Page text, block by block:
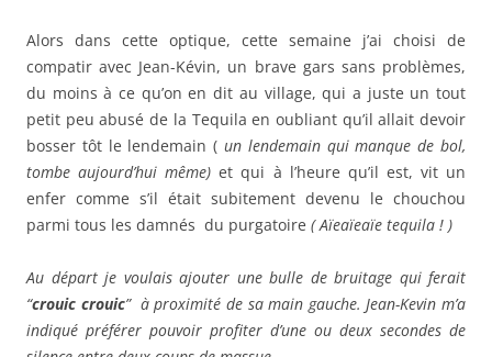
Alors dans cette optique, cette semaine j’ai choisi de
compatir avec Jean-Kévin, un brave gars sans problèmes,
du moins à ce qu’on en dit au village, qui a juste un tout
petit peu abusé de la Tequila en oubliant qu’il allait devoir
bosser tôt le lendemain ( un lendemain qui manque de bol,
tombe aujourd’hui même) et qui à l’heure qu’il est, vit un
enfer comme s’il était subitement devenu le chouchou
parmi tous les damnés du purgatoire ( Aïeaïeaïe tequila ! )
Au départ je voulais ajouter une bulle de bruitage qui ferait
“crouic crouic” à proximité de sa main gauche. Jean-Kevin m’a
indiqué préférer pouvoir profiter d’une ou deux secondes de